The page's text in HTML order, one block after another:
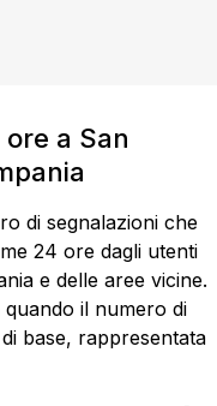
a San
di segnalazioni che
24 ore dagli utenti
e delle aree vicine.
il numero di
base, rappresentata